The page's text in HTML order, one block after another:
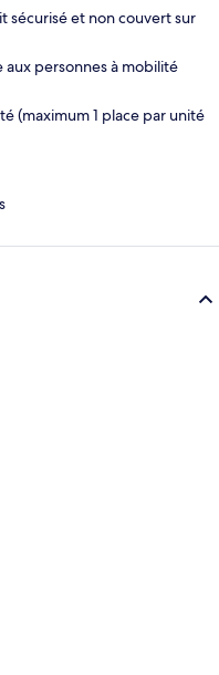
sécurisé et non couvert sur
aux personnes à mobilité
(maximum 1 place par unité